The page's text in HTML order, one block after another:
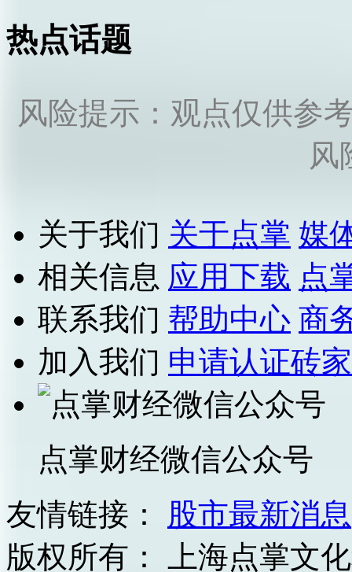
热点话题
风险提示：观点仅供参
风
关于我们 关于点掌 媒
相关信息 应用下载 点
联系我们 帮助中心 商
加入我们 申请认证砖家
点掌财经微信公众号
友情链接：
股市最新消息
版权所有：
上海点掌文